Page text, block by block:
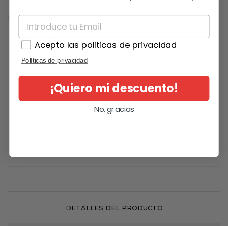
 En stock
GRATIS EN PEDIDOS
SUPERIORES A 49€
DETALLES DEL PRODUCTO
Acepto las politicas de privacidad
Políticas de privacidad
¡Quiero mi descuento!
No, gracias